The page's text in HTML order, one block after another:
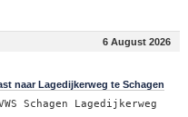
6 August 2026
naar Lagedijkerweg te Schagen
Schagen Lagedijkerweg